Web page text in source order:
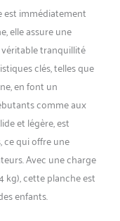
dispose de la
la plus solide
le marché.
de
d'une
à double
noyau
Drop Stitch et
en
militaire. Les
sont en outre
des
pour éviter
Pour rendre la
est immédiatement
elle assure une
tranquillité
clés, telles que
en font un
comme aux
et légère, est
ce qui offre une
Avec une charge
cette planche est
enfants.